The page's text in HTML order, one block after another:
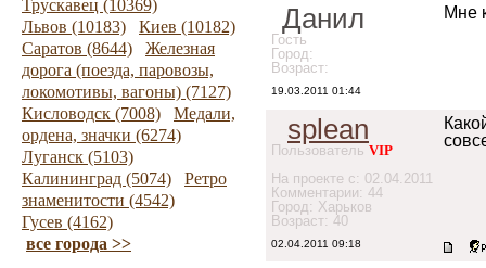
Трускавец (10369)
Львов (10183)
Киев (10182)
Саратов (8644)
Железная
дорога (поезда, паровозы,
локомотивы, вагоны) (7127)
Кисловодск (7008)
Медали,
ордена, значки (6274)
Луганск (5103)
Калининград (5074)
Ретро
знаменитости (4542)
Гусев (4162)
все города >>
Данил
Гость
Город:
Возраст:
Мне
19.03.2011 01:44
splean
Пользователь VIP
На проекте с: 02.04.2011
Комментарии: 44
Город: Харьков
Возраст: 40
02.04.2011 09:18